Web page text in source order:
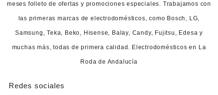
meses folleto de ofertas y promociones especiales. Trabajamos con
las primeras marcas de electrodomésticos, como Bosch, LG,
Samsung, Teka, Beko, Hisense, Balay, Candy, Fujitsu, Edesa y
muchas más, todas de primera calidad. Electrodomésticos en La
Roda de Andalucía
Redes sociales